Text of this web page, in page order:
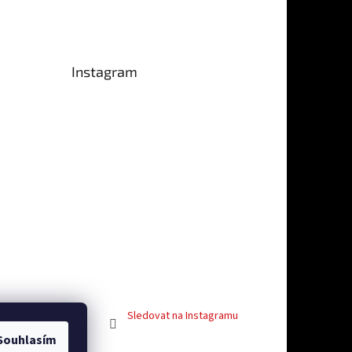
5 z 5 hvězdiček.
Instagram
Sledovat na Instagramu